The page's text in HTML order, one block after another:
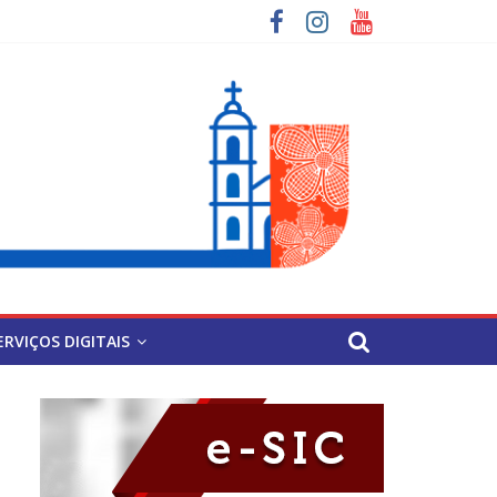
DIGITAIS